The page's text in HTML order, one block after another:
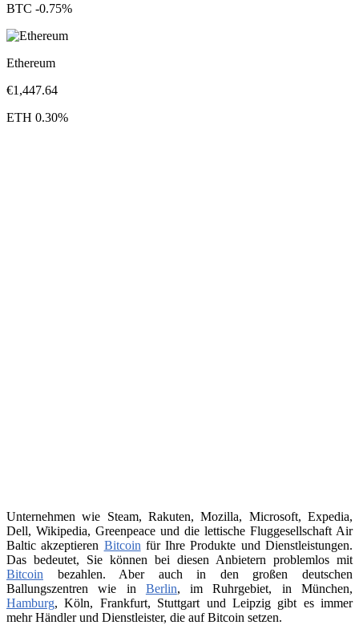
BTC -0.75%
Ethereum
€1,447.64
ETH 0.30%
Unternehmen wie Steam, Rakuten, Mozilla, Microsoft, Expedia,
Dell, Wikipedia, Greenpeace und die lettische Fluggesellschaft Air
Baltic akzeptieren Bitcoin für Ihre Produkte und Dienstleistungen.
Das bedeutet, Sie können bei diesen Anbietern problemlos mit
Bitcoin bezahlen. Aber auch in den großen deutschen
Ballungszentren wie in Berlin, im Ruhrgebiet, in München,
Hamburg, Köln, Frankfurt, Stuttgart und Leipzig gibt es immer
mehr Händler und Dienstleister, die auf Bitcoin setzen.